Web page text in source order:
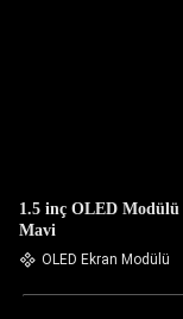
1.5 inç OLED Modülü
Mavi
OLED Ekran Modülü